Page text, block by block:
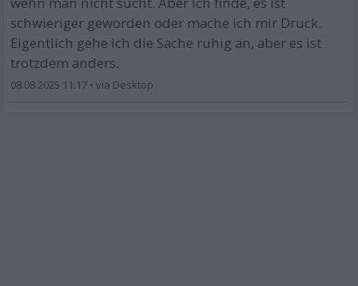
schwieriger geworden oder mache ich mir Druck.
Eigentlich gehe ich die Sache ruhig an, aber es ist
trotzdem anders.
08.08.2025 11:17 •